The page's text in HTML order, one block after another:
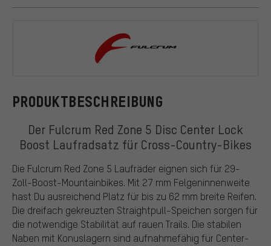
PRODUKTBESCHREIBUNG
Der Fulcrum Red Zone 5 Disc Center Lock
Boost Laufradsatz für Cross-Country-Bikes
Die Fulcrum Red Zone 5 Laufräder eignen sich für 29-
Zoll-Boost-Mountainbikes. Mit 27 mm Felgeninnenweite
hast Du ausreichend Platz für bis zu 62 mm breite Reifen.
Die dreifach gekreuzten Straightpull-Speichen sorgen für
die notwendige Stabilität auf rauen Trails. Die stabilen
Naben mit Konuslagern sind aufnahmefähig für Center-